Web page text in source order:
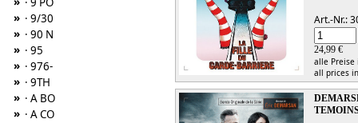
» · 9/30
» · 90 N
» · 95
» · 976-
» · 9TH
» · A BO
» · A CO
Art.-Nr.:
24,99 €
alle
all prices